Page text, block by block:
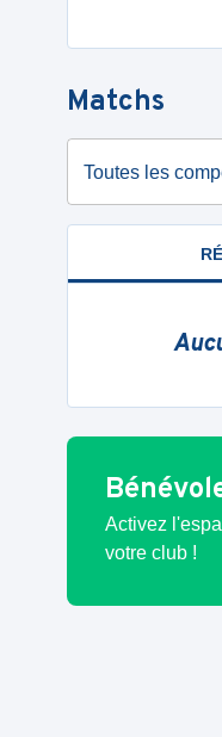
Matchs
Toutes les
Activez
votre club !